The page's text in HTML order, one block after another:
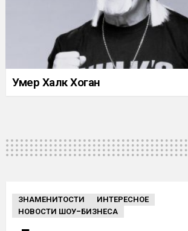
Умер Халк Хоган
ЗНАМЕНИТОСТИ
ИНТЕРЕСНОЕ
НОВОСТИ ШОУ-БИЗНЕСА